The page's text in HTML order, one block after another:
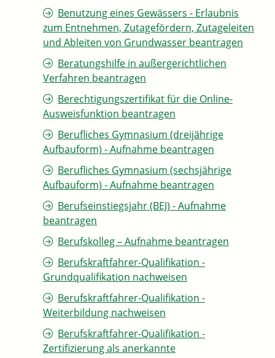
Benutzung eines Gewässers - Erlaubnis
zum Entnehmen, Zutagefördern, Zutageleiten
und Ableiten von Grundwasser beantragen
Beratungshilfe in außergerichtlichen
Verfahren beantragen
Berechtigungszertifikat für die Online-
Ausweisfunktion beantragen
Berufliches Gymnasium (dreijährige
Aufbauform) - Aufnahme beantragen
Berufliches Gymnasium (sechsjährige
Aufbauform) - Aufnahme beantragen
Berufseinstiegsjahr (BEJ) - Aufnahme
beantragen
Berufskolleg – Aufnahme beantragen
Berufskraftfahrer-Qualifikation -
Grundqualifikation nachweisen
Berufskraftfahrer-Qualifikation -
Weiterbildung nachweisen
Berufskraftfahrer-Qualifikation -
Zertifizierung als anerkannte